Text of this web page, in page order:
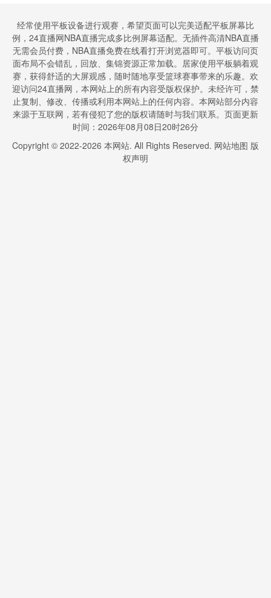
经常使用平板设备进行观赛，希望页面可以完美适配平板屏幕比
例，24直播网NBA直播完成多比例屏幕适配。无插件高清NBA直播
无需会员付费，NBA直播免费在线看打开浏览器即可。平板访问页
面布局不会错乱，回放、集锦资源正常加载。居家使用平板躺着观
赛，获得舒适的大屏观感，随时随地享受篮球赛事带来的乐趣。欢
迎访问24直播网，本网站上的所有内容受版权保护。未经许可，禁
止复制、修改、传播或利用本网站上的任何内容。本网站部分内容
来源于互联网，若有侵犯了您的版权请随时与我们联系。页面更新
时间：2026年08月08日20时26分
Copyright © 2022-2026 本网站. All Rights Reserved. 网站地图 版
权声明